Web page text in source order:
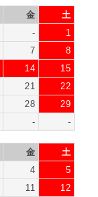
金
土
-
1
7
8
14
15
21
22
28
29
-
-
金
土
4
5
11
12